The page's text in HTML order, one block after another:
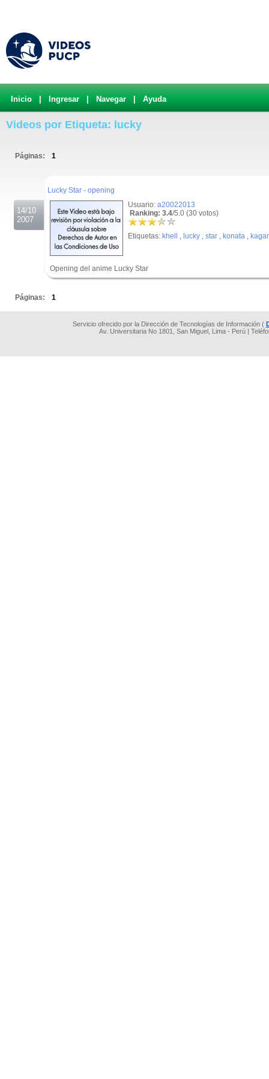
Inicio Ingresar Navegar Ayuda
Videos por Etiqueta: lucky
Páginas: 1
14/10
2007
Lucky Star - opening
Usuario: a20022013
Ranking: 3.4/5.0 (30 votos)
Etiquetas: khell , lucky , star , konata ,
Opening del anime Lucky Star
Páginas: 1
Servicio ofrecido por la Dirección de Tecnologías de Información (
Av. Universitaria No 1801, San Miguel, Lima - Perú |